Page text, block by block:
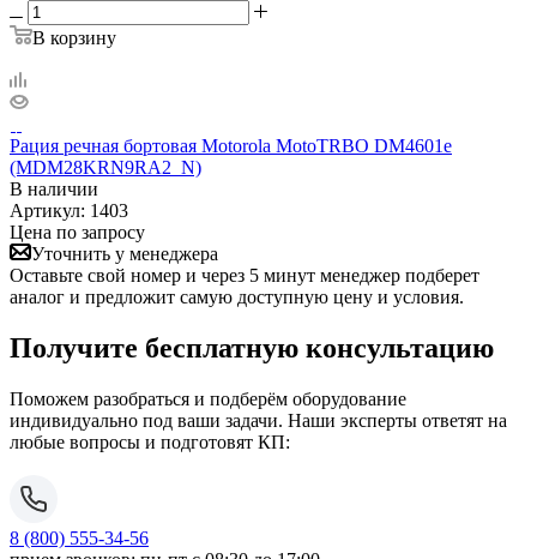
В корзину
Рация речная бортовая Motorola MotoTRBO DM4601e
(MDM28KRN9RA2_N)
В наличии
Артикул: 1403
Цена по запросу
Уточнить у менеджера
Оставьте свой номер и через 5 минут менеджер подберет
аналог и предложит самую доступную цену и условия.
Получите бесплатную консультацию
Поможем разобраться и подберём оборудование
индивидуально под ваши задачи. Наши эксперты ответят на
любые вопросы и подготовят КП:
8 (800) 555-34-56